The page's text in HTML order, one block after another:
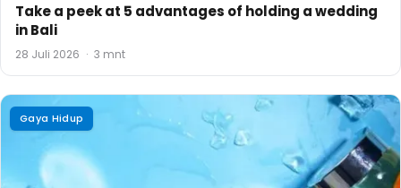
Take a peek at 5 advantages of holding a wedding
in Bali
28 Juli 2026 · 3 mnt
Gaya Hidup